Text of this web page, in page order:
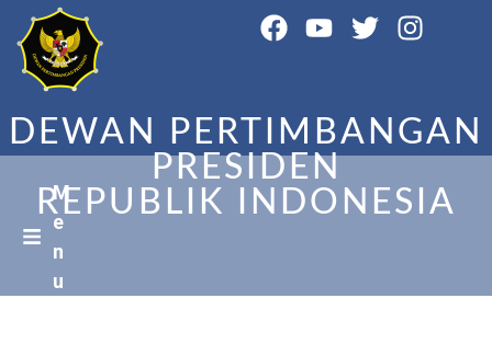
DEWAN PERTIMBANGAN
PRESIDEN
REPUBLIK INDONESIA
M
e
n
u